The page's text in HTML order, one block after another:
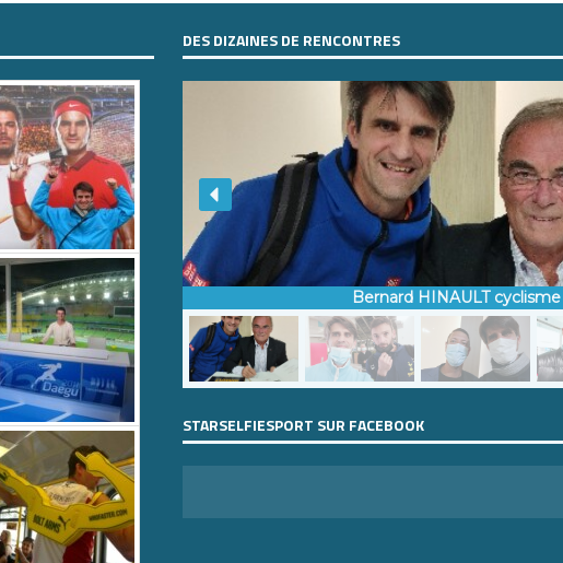
DES DIZAINES DE RENCONTRES
Bernard HINAULT cyclisme
STARSELFIESPORT SUR FACEBOOK